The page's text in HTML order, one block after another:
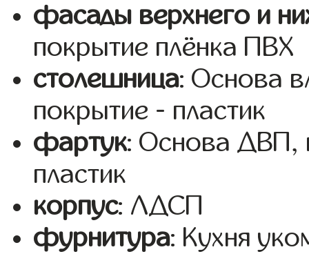
фасады верхнего и
покрытие плёнка ПВХ
столешница: Основа
покрытие - пластик
фартук: Основа ДВП,
пластик
корпус: ЛДСП
фурнитура: Кухня